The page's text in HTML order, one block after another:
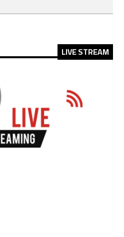
LIVE STREAM